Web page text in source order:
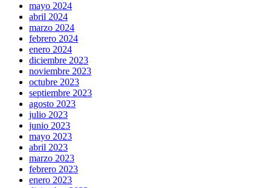
mayo 2024
abril 2024
marzo 2024
febrero 2024
enero 2024
diciembre 2023
noviembre 2023
octubre 2023
septiembre 2023
agosto 2023
julio 2023
junio 2023
mayo 2023
abril 2023
marzo 2023
febrero 2023
enero 2023